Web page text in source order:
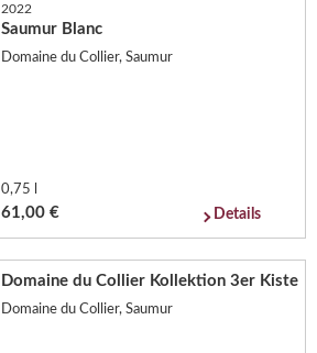
2022
Saumur Blanc
Domaine du Collier, Saumur
0,75 l
61,00 € Details
Domaine du Collier Kollektion 3er Kiste
Domaine du Collier, Saumur